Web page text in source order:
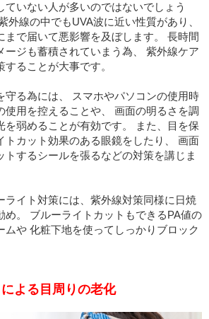
ていない人が多いのではないでしょう
外線の中でもUVA波に近い性質があり、
まで届いて悪影響を及ぼします。 長時間
ージも蓄積されていまう為、 紫外線ケア
ることが大事です。
守る為には、 スマホやパソコンの使用時
使用を控えることや、 画面の明るさを調
を弱めることが有効です。 また、目を保
トカット効果のある眼鏡をしたり、 画面
トするシールを張るなどの対策を講じま
ライト対策には、紫外線対策同様に日焼
め。 ブルーライトカットもできるPA値の
ムや 化粧下地を使ってしっかりブロック
よる目周りの老化